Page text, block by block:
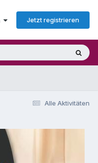
Jetzt registrieren
Alle Aktivitäten